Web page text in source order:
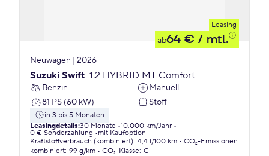
Leasing
ab64 € / mtl.
Neuwagen | 2026
Suzuki Swift 1.2 HYBRID MT Comfort
Benzin
Manuell
81 PS (60 kW)
Stoff
in 3 bis 5 Monaten
Leasingdetails:30 Monate 10.000 km/Jahr
0 € Sonderzahlung
mit Kaufoption
Kraftstoffverbrauch (kombiniert): 4,4 l/100 km
CO₂-Emissionen
kombiniert: 99 g/km CO₂-Klasse: C